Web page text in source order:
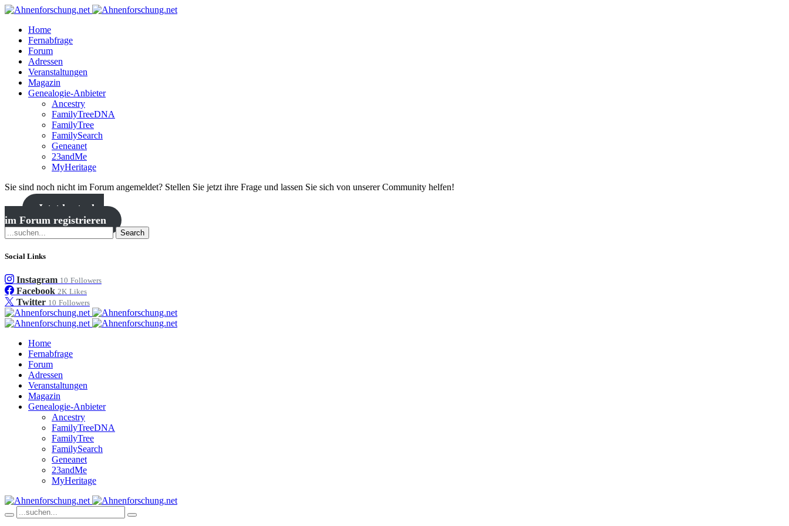
Home
Fernabfrage
Forum
Adressen
Veranstaltungen
Magazin
Genealogie-Anbieter
Ancestry
FamilyTreeDNA
FamilyTree
FamilySearch
Geneanet
23andMe
MyHeritage
Sie sind noch nicht im Forum angemeldet? Stellen Sie jetzt ihre Frage und lassen Sie sich von unserer Community helfen!
Jetzt kostenlos
im Forum registrieren
Search
Social Links
Instagram 10 Followers
Facebook 2K Likes
Twitter 10 Followers
Home
Fernabfrage
Forum
Adressen
Veranstaltungen
Magazin
Genealogie-Anbieter
Ancestry
FamilyTreeDNA
FamilyTree
FamilySearch
Geneanet
23andMe
MyHeritage